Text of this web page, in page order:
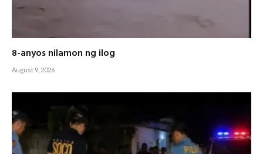
8-anyos nilamon ng ilog
August 9, 2026